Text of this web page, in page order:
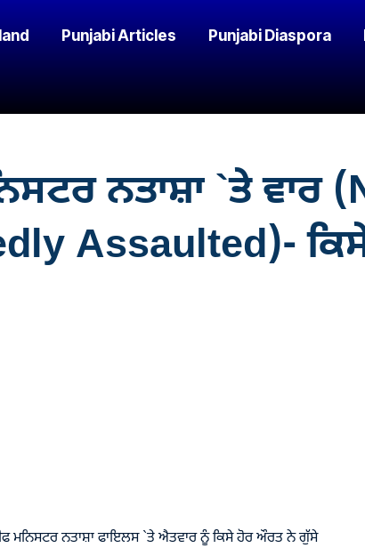
Punjabi Articles Punjabi Diaspora
ਨਤਾਸ਼ਾ `ਤੇ ਵਾਰ
Assaulted)-
ਮਨਿਸਟਰ ਨਤਾਸ਼ਾ ਫਾਇਲਸ `ਤੇ ਐਤਵਾਰ ਨੂੰ ਕਿਸੇ ਹੋਰ ਔਰਤ ਨੇ ਗੁੱਸੇ